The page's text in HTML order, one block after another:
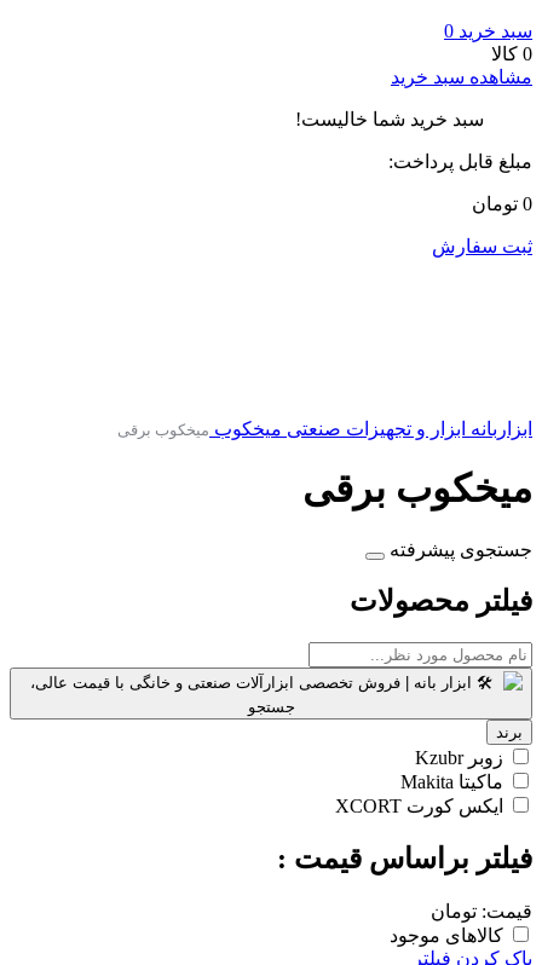
سبد خرید 0
0 کالا
مشاهده سبد خرید
سبد خرید شما خالیست!
مبلغ قابل پرداخت:
0 تومان
ثبت سفارش
ابزاربانه ابزار و تجهیزات صنعتی میخکوب میخکوب برقی
میخکوب برقی
جستجوی پیشرفته
فیلتر محصولات
برند
زوبر Kzubr
ماکیتا Makita
ایکس کورت XCORT
فیلتر براساس قیمت :
قیمت: تومان
کالاهای موجود
پاک کردن فیلتر